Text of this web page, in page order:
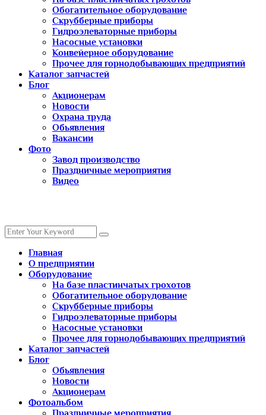
Обогатительное оборудование
Скрубберные приборы
Гидроэлеваторные приборы
Насосные установки
Конвейерное оборудование
Прочее для горнодобывающих предприятий
Каталог запчастей
Блог
Акционерам
Новости
Охрана труда
Обьявления
Вакансии
Фото
Завод производство
Праздничные мероприятия
Видео
Главная
О предприятии
Оборудование
На базе пластинчатых грохотов
Обогатительное оборудование
Скрубберные приборы
Гидроэлеваторные приборы
Насосные установки
Прочее для горнодобывающих предприятий
Каталог запчастей
Блог
Обьявления
Новости
Акционерам
Фотоальбом